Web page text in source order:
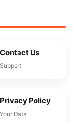
Contact Us
Support
Privacy Policy
Your Data